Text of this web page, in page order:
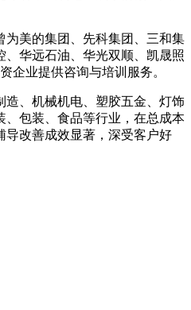
美的集团、先科集团、三和集
、华远石油、华光双顺、凯晟照
企业提供咨询与培训服务。
、机械机电、塑胶五金、灯饰
、包装、食品等行业，在总成本
导改善成效显著，深受客户好